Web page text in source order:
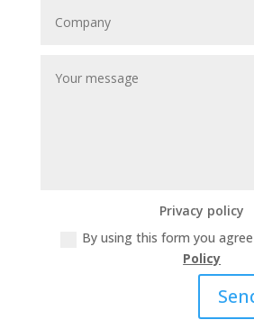
Privacy policy
By using this form you
Policy